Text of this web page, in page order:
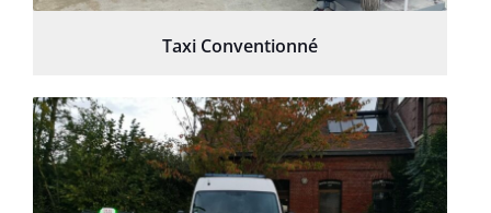
Taxi Conventionné